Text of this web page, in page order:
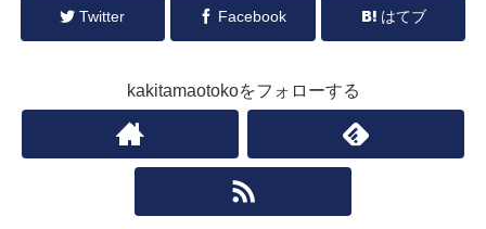
Twitter Facebook はてブ
kakitamaotokoをフォローする